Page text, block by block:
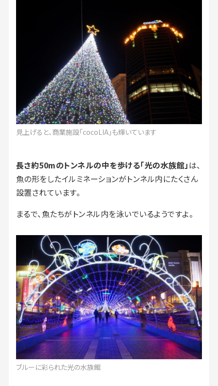
見上げると、商業施設「cocoLIA」も輝いています
長さ約50mのトンネルの中を歩ける「光の水族館」は、
魚の形をしたイルミネーションがトンネル内にたくさん
設置されています。
まるで、魚たちがトンネル内を泳いでいるようですよ。
ブルーに彩られた光の水族館